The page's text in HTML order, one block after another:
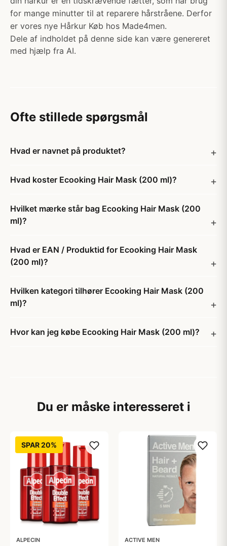
for mange minutter til at reparere hårstråene. Derfor
er vores nye Hårkur Køb hos Made4men.
Dele af indholdet på denne side kan være genereret
med hjælp fra AI.
Ofte stillede spørgsmål
Hvad er navnet på produktet?
Hvad koster Ecooking Hair Mask (200 ml)?
Hvilket mærke står bag Ecooking Hair Mask (200
ml)?
Hvad er EAN / Produktid for Ecooking Hair Mask
(200 ml)?
Hvilken kategori tilhører Ecooking Hair Mask (200
ml)?
Hvor kan jeg købe Ecooking Hair Mask (200 ml)?
Du er måske interesseret i
SPAR 20%
ALPECIN ACTIVE MEN